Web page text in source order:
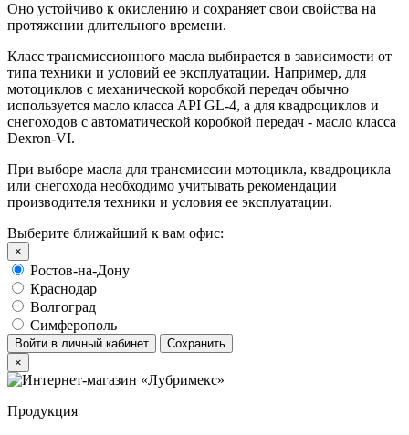
Оно устойчиво к окислению и сохраняет свои свойства на
протяжении длительного времени.
Класс трансмиссионного масла выбирается в зависимости от
типа техники и условий ее эксплуатации. Например, для
мотоциклов с механической коробкой передач обычно
используется масло класса API GL-4, а для квадроциклов и
снегоходов с автоматической коробкой передач - масло класса
Dexron-VI.
При выборе масла для трансмиссии мотоцикла, квадроцикла
или снегохода необходимо учитывать рекомендации
производителя техники и условия ее эксплуатации.
Выберите ближайший к вам офис:
×
Ростов-на-Дону
Краснодар
Волгоград
Симферополь
Войти в личный кабинет
Сохранить
×
Продукция